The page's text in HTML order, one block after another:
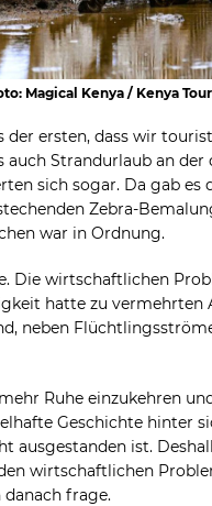
Magical Kenya / Kenya
der ersten, dass wir
Strandurlaub an der
sich sogar. Da gab es
Zebra-
war in Ordnung.
Die wirtschaftlichen
hatte zu vermehrten
neben
Ruhe einzukehren
Geschichte hinter
ausgestanden ist.
wirtschaftlichen
frage.